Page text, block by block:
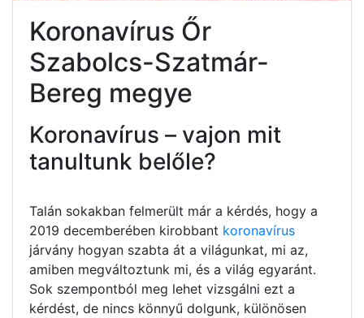
Koronavírus Őr
Szabolcs-Szatmár-
Bereg megye
Koronavírus – vajon mit
tanultunk belőle?
Talán sokakban felmerült már a kérdés, hogy a
2019 decemberében kirobbant koronavírus
járvány hogyan szabta át a világunkat, mi az,
amiben megváltoztunk mi, és a világ egyaránt.
Sok szempontból meg lehet vizsgálni ezt a
kérdést, de nincs könnyű dolgunk, különösen